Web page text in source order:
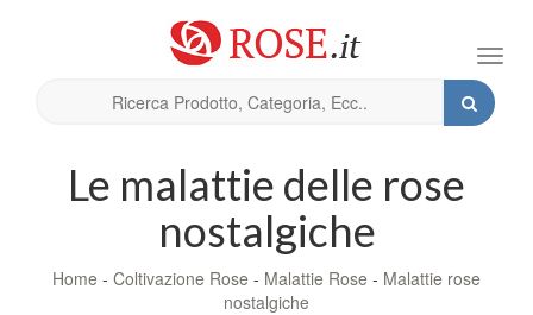
Le malattie delle rose
nostalgiche
Home - Coltivazione Rose - Malattie Rose - Malattie rose
nostalgiche